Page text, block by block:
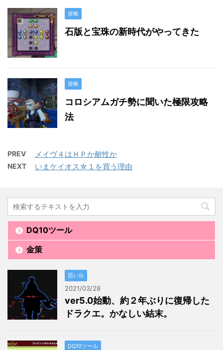
攻略
石版と宝珠の新時代がやってきた
攻略
コロシアムガチ勢に聞いた極限攻略
法
PREV メイヴ４はＨＰか耐性か
NEXT いまケイオス☆１を買う理由
DQ10ツール
金策
思い出
2021/03/28
ver5.0始動、約２年ぶりに復帰した
ドラクエ。かなしい結末。
DQ10ツール